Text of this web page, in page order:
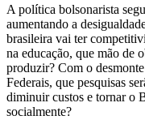
A política bolsonarista
aumentando a
brasileira vai ter
na educação, que mão de
produzir? Com o
Federais, que pesquisas
diminuir custos e tornar o
socialmente?